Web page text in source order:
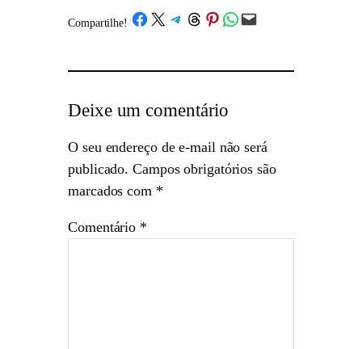
Compartilhe!/Share on Facebook
Share on X Share on Telegram
Share on Threads
Share on Pinterest
Share on WhatsApp
Email this Page
Deixe um comentário
O seu endereço de e-mail não será
publicado. Campos obrigatórios são
marcados com *
Comentário *